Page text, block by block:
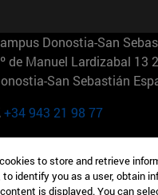
Donostia-San
de Manuel Lardizabal 13
San Sebastián
+34 943 21 98 77
W 57th St 10019-2201
to store and retrieve
identify you as a user, obtain
is displayed. You can